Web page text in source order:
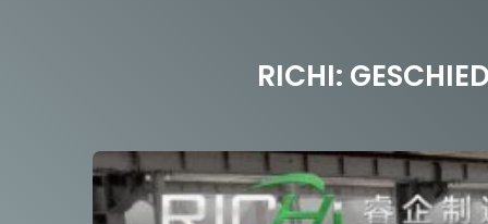
RICHI: